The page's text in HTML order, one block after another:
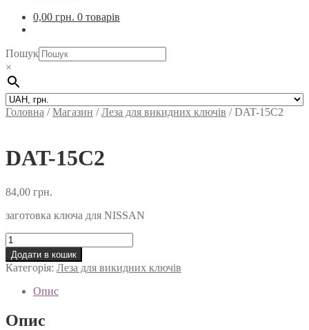
0,00 грн. 0 товарів
Пошук
×
Головна /Магазин /Леза для викидних ключів /DAT-15C2
DAT-15C2
84,00 грн.
заготовка ключа для NISSAN
DAT-
15C2
кількість
Додати в кошик
Категорія: Леза для викидних ключів
Опис
Опис